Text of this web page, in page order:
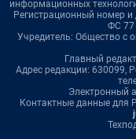
информационных
Регистрационный номер
ФС 77
Учредитель: Общество с
Главный
Адрес редакции: 630099,
Электронный
Контактные данные для